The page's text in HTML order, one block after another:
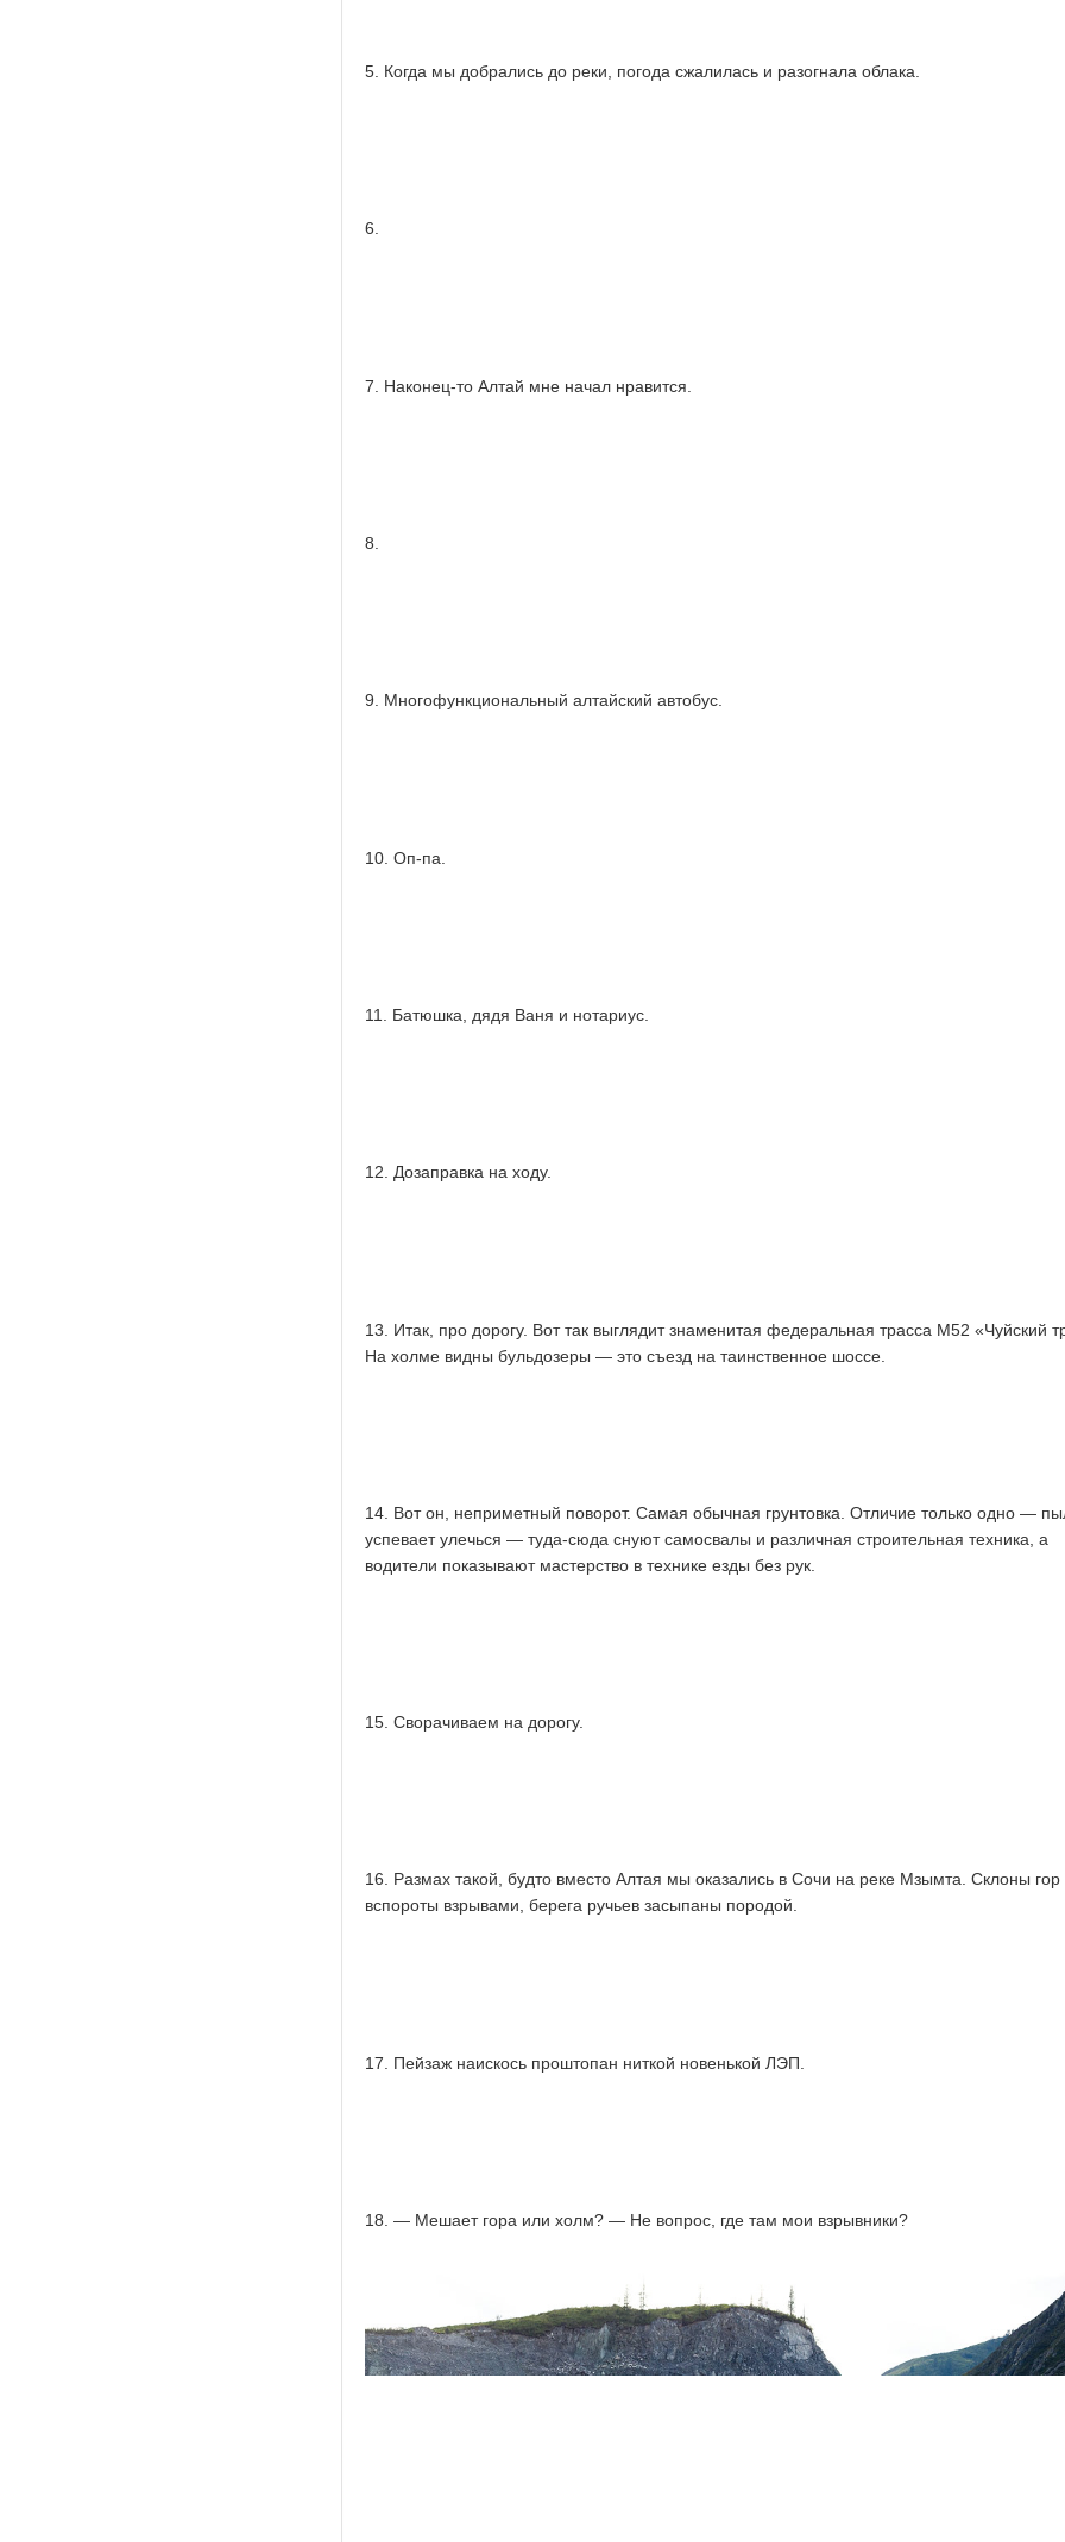
5. Когда мы добрались до реки, погода сжалилась и разогнала облака.
6.
7. Наконец-то Алтай мне начал нравится.
8.
9. Многофункциональный алтайский автобус.
10. Оп-па.
11. Батюшка, дядя Ваня и нотариус.
12. Дозаправка на ходу.
13. Итак, про дорогу. Вот так выглядит знаменитая федеральная трасса М52 «Чуйский
На холме видны бульдозеры — это съезд на таинственное шоссе.
14. Вот он, неприметный поворот. Самая обычная грунтовка. Отличие только одно —
успевает улечься — туда-сюда снуют самосвалы и различная строительная техника, а
водители показывают мастерство в технике езды без рук.
15. Сворачиваем на дорогу.
16. Размах такой, будто вместо Алтая мы оказались в Сочи на реке Мзымта. Склоны гор
вспороты взрывами, берега ручьев засыпаны породой.
17. Пейзаж наискось проштопан ниткой новенькой ЛЭП.
18. — Мешает гора или холм? — Не вопрос, где там мои взрывники?